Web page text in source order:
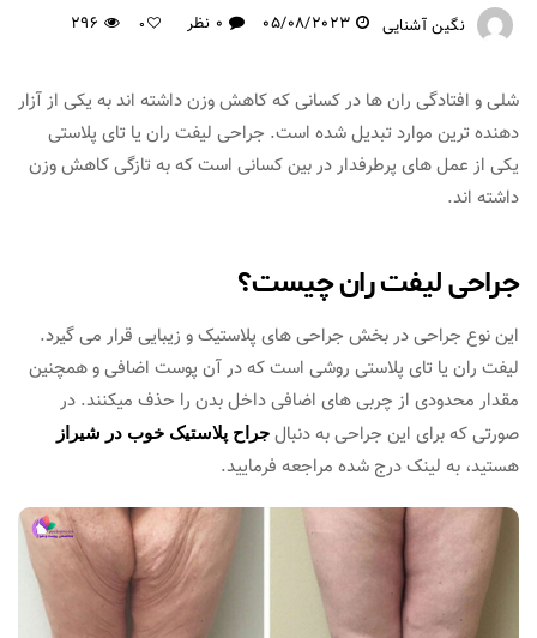
نگین آشنایی 05/08/2023 0 نظر 0
296
شلی و افتادگی ران ها در کسانی که کاهش وزن داشته اند به یکی از آزار
دهنده ترین موارد تبدیل شده است. جراحی لیفت ران یا تای پلاستی
یکی از عمل های پرطرفدار در بین کسانی است که به تازگی کاهش وزن
داشته اند.
جراحی لیفت ران چیست؟
این نوع جراحی در بخش جراحی های پلاستیک و زیبایی قرار می گیرد.
لیفت ران یا تای پلاستی روشی است که در آن پوست اضافی و همچنین
مقدار محدودی از چربی های اضافی داخل بدن را حذف میکنند. در
صورتی که برای این جراحی به دنبال جراح پلاستیک خوب در شیراز
هستید، به لینک درج شده مراجعه فرمایید.